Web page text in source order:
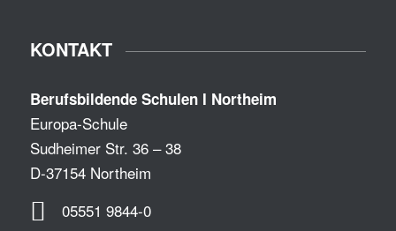
KONTAKT
Berufsbildende Schulen I Northeim
Europa-Schule
Sudheimer Str. 36 – 38
D-37154 Northeim
05551 9844-0